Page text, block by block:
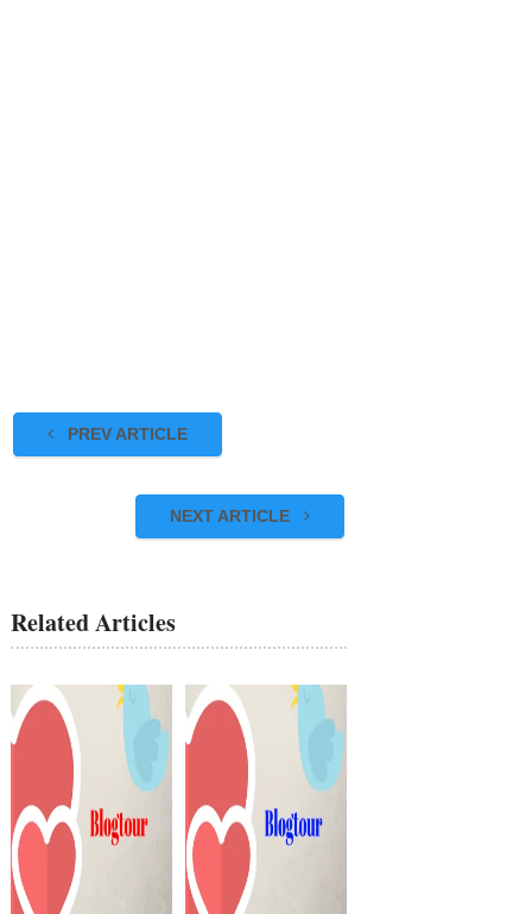
PREV ARTICLE
NEXT ARTICLE
Related Articles